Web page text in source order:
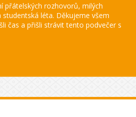
přátelských rozhovorů, milých
studentská léta. Děkujeme všem
čas a přišli strávit tento podvečer s